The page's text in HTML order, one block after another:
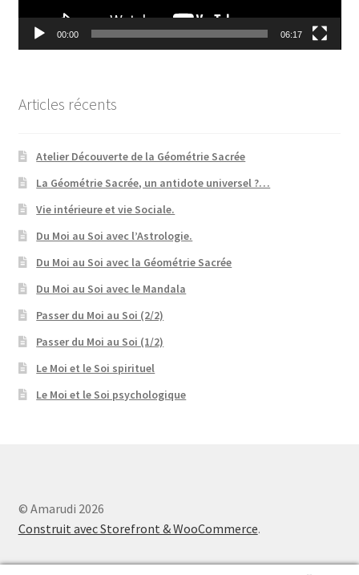
00:00 06:17
Articles récents
Atelier Découverte de la Géométrie Sacrée
La Géométrie Sacrée, un antidote universel ?…
Vie intérieure et vie Sociale.
Du Moi au Soi avec l’Astrologie.
Du Moi au Soi avec la Géométrie Sacrée
Du Moi au Soi avec le Mandala
Passer du Moi au Soi (2/2)
Passer du Moi au Soi (1/2)
Le Moi et le Soi spirituel
Le Moi et le Soi psychologique
© Amarudi 2026
Construit avec Storefront & WooCommerce.